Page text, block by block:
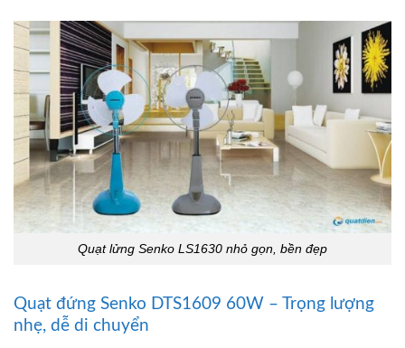
Quạt lửng Senko LS1630 nhỏ gọn, bền đẹp
Quạt đứng Senko DTS1609 60W – Trọng lượng
nhẹ, dễ di chuyển